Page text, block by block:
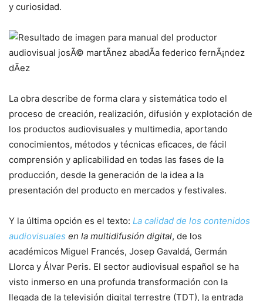
y curiosidad.
La obra describe de forma clara y sistemática todo el
proceso de creación, realización, difusión y explotación de
los productos audiovisuales y multimedia, aportando
conocimientos, métodos y técnicas eficaces, de fácil
comprensión y aplicabilidad en todas las fases de la
producción, desde la generación de la idea a la
presentación del producto en mercados y festivales.
Y la última opción es el texto: La calidad de los contenidos
audiovisuales en la multidifusión digital, de los
académicos Miguel Francés, Josep Gavaldá, Germán
Llorca y Álvar Peris. El sector audiovisual español se ha
visto inmerso en una profunda transformación con la
llegada de la televisión digital terrestre (TDT), la entrada